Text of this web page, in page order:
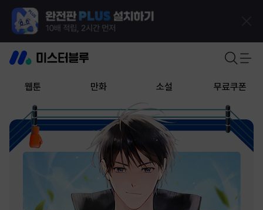
웹툰 만화 소설 무료쿠폰